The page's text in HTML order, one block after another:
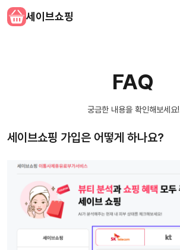
세이브쇼핑
FAQ
궁금한 내용을 확인해보세요!
세이브쇼핑 가입은 어떻게 하나요?